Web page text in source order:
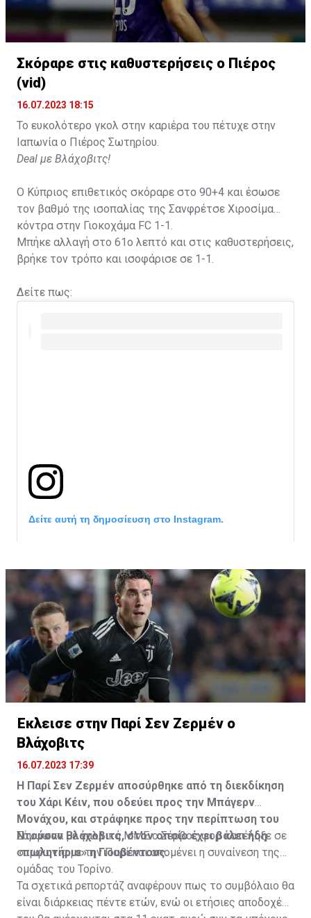
Σκόραρε στις καθυστερήσεις ο Πιέρος
(vid)
16.07.2023 18:15
Το ευκολότερο γκολ στην καριέρα του πέτυχε στην
Ιαπωνία ο Πιέρος Σωτηρίου.
Deal με Βλάχοβιτς!
Ο Κύπριος επιθετικός σκόραρε στο 90+4 και έσωσε
τον βαθμό της ισοπαλίας της Σανφρέτσε Χιροσίμα
κόντρα στην Γιοκοχάμα FC 1-1.
Μπήκε αλλαγή στο 61ο λεπτό και στις καθυστερήσεις,
βρήκε τον τρόπο και ισοφάρισε σε 1-1.
Δείτε πως:
Δείτε αυτή τη δημοσίευση στο Instagram.
Η δημοσίευση κοινοποιήθηκε από το χρήστη サンフレッチェ
Έκλεισε στην Παρί Σεν Ζερμέν ο
Βλάχοβιτς
16.07.2023 17:39
Η Παρί Σεν Ζερμέν αποσύρθηκε από τη διεκδίκηση
του Χάρι Κέιν, που οδεύει προς την Μπάγερν
Μονάχου, και στράφηκε προς την περίπτωση του
Ντούσαν Βλάχοβιτς, στον οποίο έχει βάλει ήδη
«πωλητήριο» η Γιουβέντους.
Σύμφωνα με γαλλικά ΜΜΕ ο Σέρβος φορ κατέληξε σε
συμφωνία με την Παρί και απομένει η συναίνεση της
ομάδας του Τορίνο.
Τα σχετικά ρεπορτάζ αναφέρουν πως το συμβόλαιο θα
είναι διάρκειας πέντε ετών, ενώ οι ετήσιες αποδοχές